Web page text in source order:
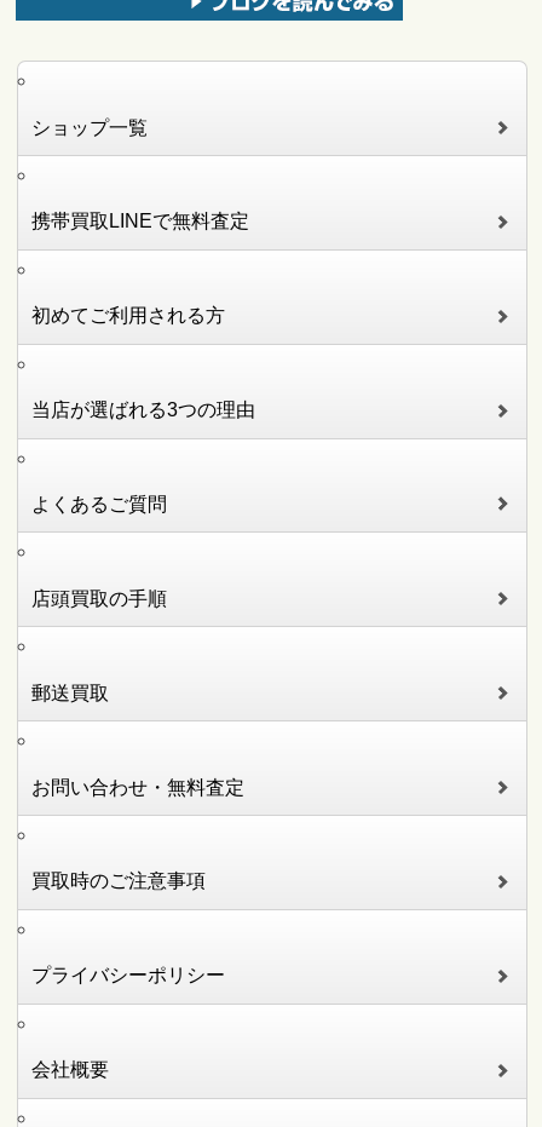
ショップ一覧
携帯買取LINEで無料査定
初めてご利用される方
当店が選ばれる3つの理由
よくあるご質問
店頭買取の手順
郵送買取
お問い合わせ・無料査定
買取時のご注意事項
プライバシーポリシー
会社概要